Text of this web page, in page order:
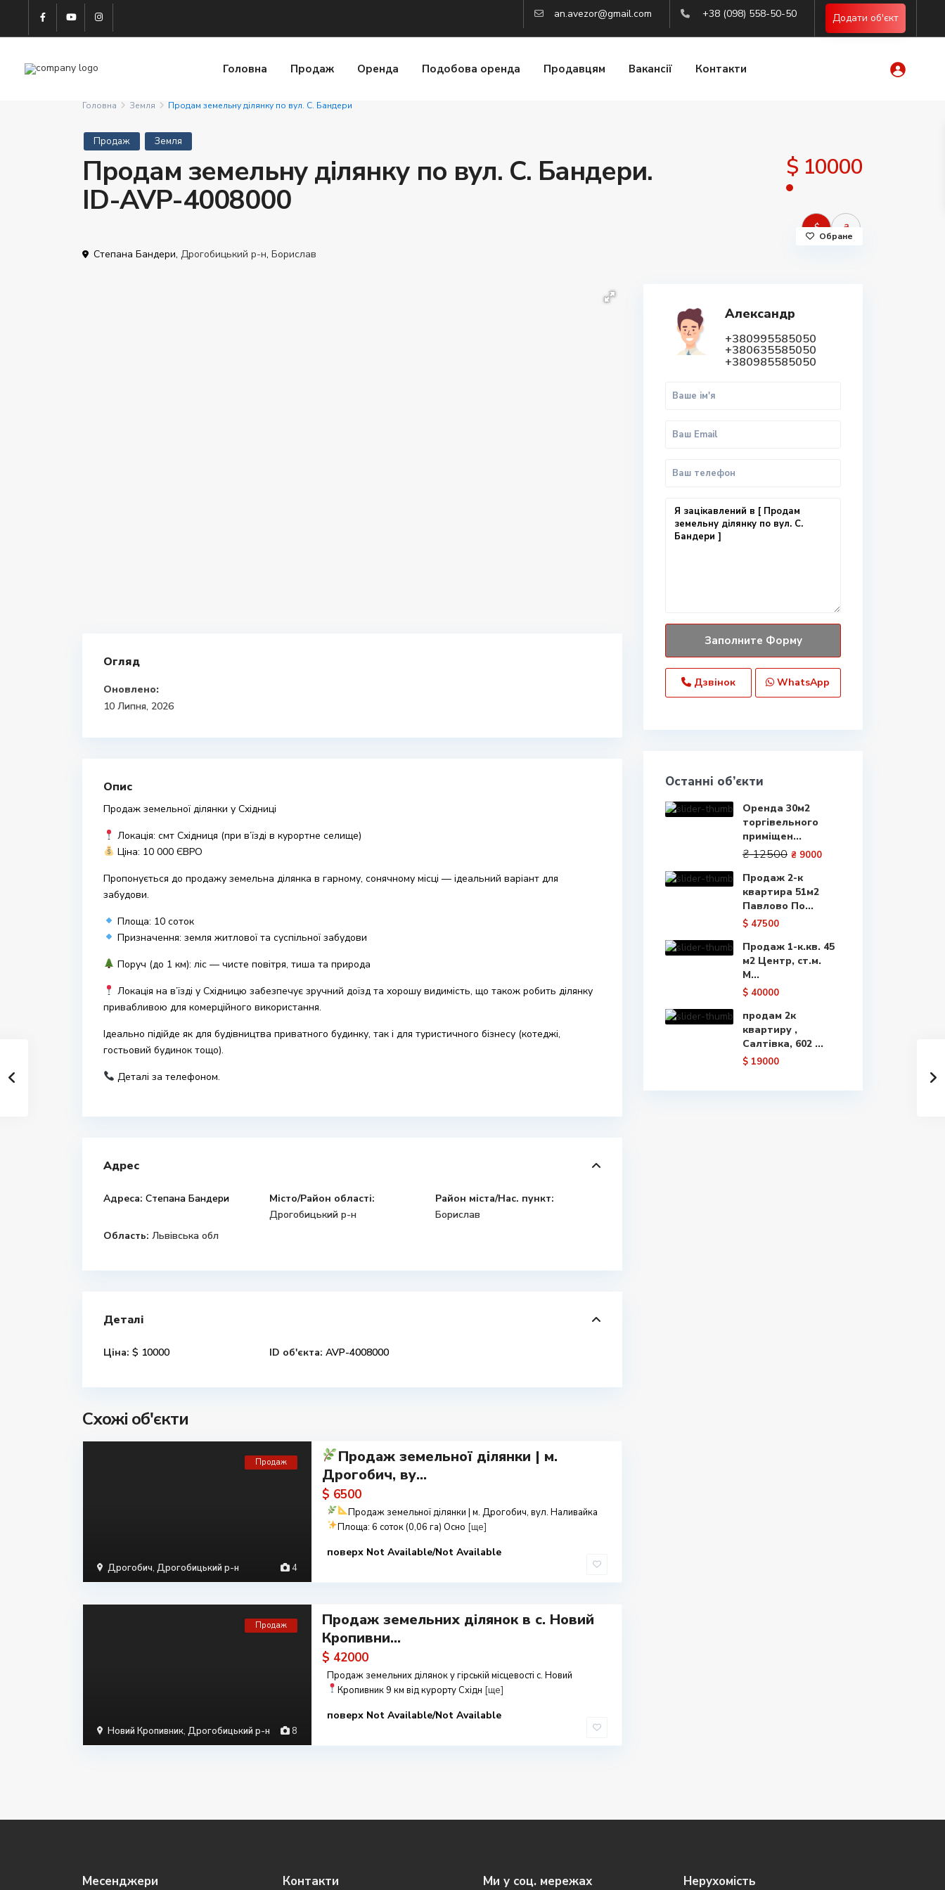
an.avezor@gmail.com +38 (098) 558-50-50 Додати об'єкт
Головна Продаж Оренда Подобова оренда Продавцям Вакансії Контакти
Головна Земля Продам земельну ділянку по вул. С. Бандери
Продаж Земля
Продам земельну ділянку по вул. С. Бандери.
ID-AVP-4008000
$ 10000
$ ₴
Степана Бандери, Дрогобицький р-н, Борислав
Обране
Огляд
Оновлено:
10 Липня, 2026
Опис
Продаж земельної ділянки у Східниці
Локація: смт Східниця (при в’їзді в курортне селище)
Ціна: 10 000 ЄВРО
Пропонується до продажу земельна ділянка в гарному, сонячному місці — ідеальний варіант для
забудови.
Площа: 10 соток
Призначення: земля житлової та суспільної забудови
Поруч (до 1 км): ліс — чисте повітря, тиша та природа
Локація на в’їзді у Східницю забезпечує зручний доїзд та хорошу видимість, що також робить ділянку
привабливою для комерційного використання.
Ідеально підійде як для будівництва приватного будинку, так і для туристичного бізнесу (котеджі,
гостьовий будинок тощо).
Деталі за телефоном.
Адрес
Адреса: Степана Бандери
Місто/Район області:
Дрогобицький р-н
Район міста/Нас. пункт:
Борислав
Область: Львівська обл
Деталі
Ціна: $ 10000 ID об'єкта: AVP-4008000
Схожі об'єкти
4
Дрогобич, Дрогобицький р-н
Продаж
Продаж земельної ділянки | м.
Дрогобич, ву...
$ 6500
Продаж земельної ділянки | м. Дрогобич, вул. Наливайка
Площа: 6 соток (0,06 га) Осно [ще]
поверх Not Available/Not Available
8
Новий Кропивник, Дрогобицький р-н
Продаж
Продаж земельних ділянок в с. Новий
Кропивни...
$ 42000
Продаж земельних ділянок у гірській місцевості с. Новий
Кропивник 9 км від курорту Східн [ще]
поверх Not Available/Not Available
Александр
+380995585050
+380635585050
+380985585050
Дзвінок WhatsApp
Останні об’єкти
Оренда 30м2
торгівельного
приміщен...
₴ 12500 ₴ 9000
Продаж 2-к
квартира 51м2
Павлово По...
$ 47500
Продаж 1-к.кв. 45
м2 Центр, ст.м.
М...
$ 40000
продам 2к
квартиру ,
Салтівка, 602 ...
$ 19000
Месенджери Контакти Ми у соц. мережах Нерухомість